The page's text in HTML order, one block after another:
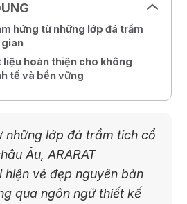
hứng từ những lớp đá trầm
liệu hoàn thiện cho không
tế và bền vững
những lớp đá trầm tích cổ
Âu, ARARAT
hiện vẻ đẹp nguyên bản
qua ngôn ngữ thiết kế